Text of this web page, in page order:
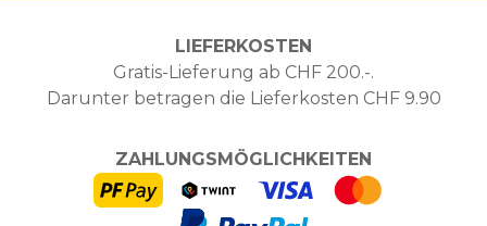
LIEFERKOSTEN
Gratis-Lieferung ab CHF 200.-.
Darunter betragen die Lieferkosten CHF 9.90
ZAHLUNGSMÖGLICHKEITEN